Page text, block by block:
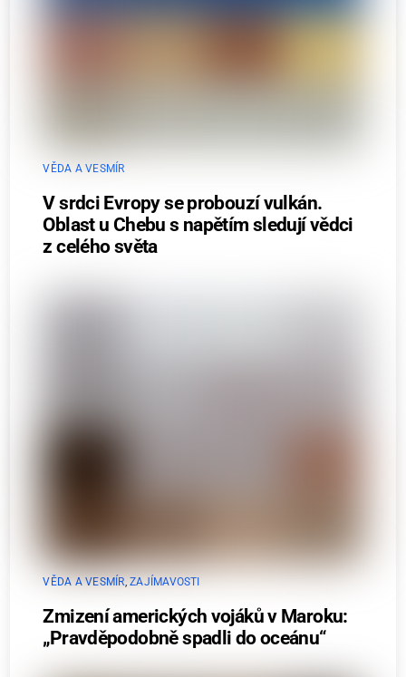
VĚDA A VESMÍR
V srdci Evropy se probouzí vulkán.
Oblast u Chebu s napětím sledují vědci
z celého světa
VĚDA A VESMÍR,ZAJÍMAVOSTI
Zmizení amerických vojáků v Maroku:
„Pravděpodobně spadli do oceánu“